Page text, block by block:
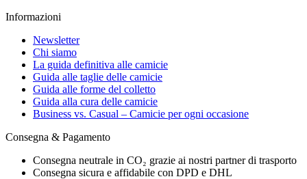
Informazioni
Newsletter
Chi siamo
La guida definitiva alle camicie
Guida alle taglie delle camicie
Guida alle forme del colletto
Guida alla cura delle camicie
Business vs. Casual – Camicie per ogni occasione
Consegna & Pagamento
Consegna neutrale in CO₂ grazie ai nostri partner di trasporto
Consegna sicura e affidabile con DPD e DHL